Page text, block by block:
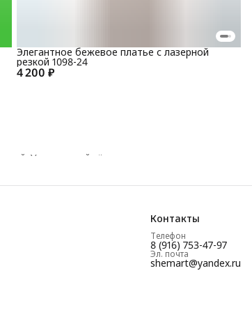
4 200 ₽
Элегантное бежевое платье с лазерной
резкой 1098-24
У нас вы найдёте повседневные,
по России и честные цены без наценок.
Контакты
Телефон
8 (916) 753-47-97
Эл. почта
shemart@yandex.ru